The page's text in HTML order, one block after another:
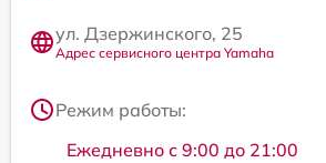
ул. Дзержинского, 25
Адрес сервисного центра Yamaha
Режим работы:
Ежедневно с 9:00 до 21:00